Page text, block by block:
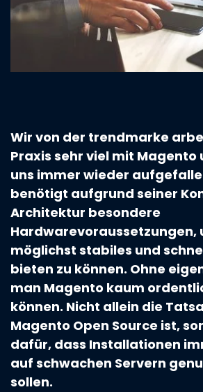
Wir von der trendmarke
Praxis sehr viel mit Magento
uns immer wieder
benötigt aufgrund seiner
Architektur besondere
Hardwarevoraussetzungen,
möglichst stabiles und
bieten zu können. Ohne
man Magento kaum
können. Nicht allein die
Magento Open Source ist,
dafür, dass Installationen
auf schwachen Servern
sollen.